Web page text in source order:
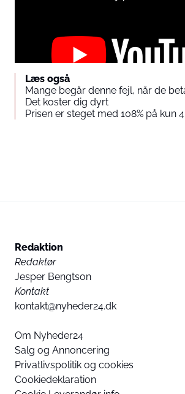
Du accepterer hermed at vise eksternt
Persondata kan blive sendt til udbyderen af
Læs også
Mange begår denne fejl, når de
Det koster dig dyrt
Prisen er steget med 108% på kun 4
Redaktion
Redaktør
Jesper Bengtson
Kontakt
kontakt@nyheder24.dk
Om Nyheder24
Salg og Annoncering
Privatlivspolitik og cookies
Cookiedeklaration